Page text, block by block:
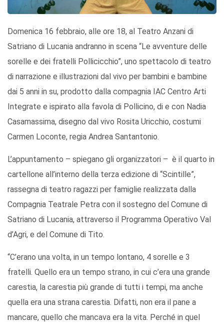
Domenica 16 febbraio, alle ore 18, al Teatro Anzani di
Satriano di Lucania andranno in scena “Le avventure delle
sorelle e dei fratelli Pollicicchio”, uno spettacolo di teatro
di narrazione e illustrazioni dal vivo per bambini e bambine
dai 5 anni in su, prodotto dalla compagnia IAC Centro Arti
Integrate e ispirato alla favola di Pollicino, di e con Nadia
Casamassima, disegno dal vivo Rosita Uricchio, costumi
Carmen Loconte, regia Andrea Santantonio.
L’appuntamento – spiegano gli organizzatori – è il quarto in
cartellone all’interno della terza edizione di “Scintille”,
rassegna di teatro ragazzi per famiglie realizzata dalla
Compagnia Teatrale Petra con il sostegno del Comune di
Satriano di Lucania, attraverso il Programma Operativo Val
d’Agri, e del Comune di Tito.
“C’erano una volta, in un tempo lontano, 4 sorelle e 3
fratelli. Quello era un tempo strano, in cui c’era una grande
carestia, la carestia più grande di tutti i tempi, ma anche
quella era una strana carestia. Difatti, non era il pane a
mancare, quello che mancava era la vita. Perché in quel